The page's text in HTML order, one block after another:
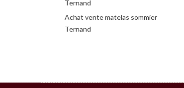
Ternand
Achat vente matelas sommier
Ternand